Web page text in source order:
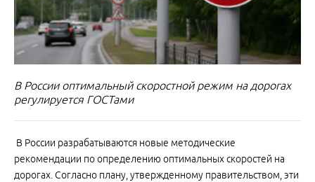
В России оптимальный скоростной режим на дорогах
регулируется ГОСТами
В России разрабатываются новые методические
рекомендации по определению оптимальных скоростей на
дорогах. Согласно плану, утвержденному правительством, эти